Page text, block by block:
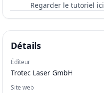
Regarder le tutoriel ici
Détails
Éditeur
Trotec Laser GmbH
Site web